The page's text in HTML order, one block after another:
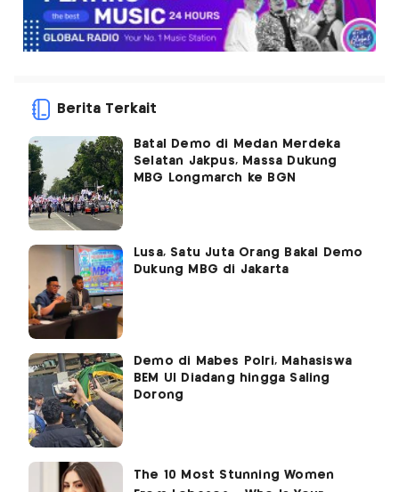
Berita Terkait
Batal Demo di Medan Merdeka
Selatan Jakpus, Massa Dukung
MBG Longmarch ke BGN
Lusa, Satu Juta Orang Bakal Demo
Dukung MBG di Jakarta
Demo di Mabes Polri, Mahasiswa
BEM UI Diadang hingga Saling
Dorong